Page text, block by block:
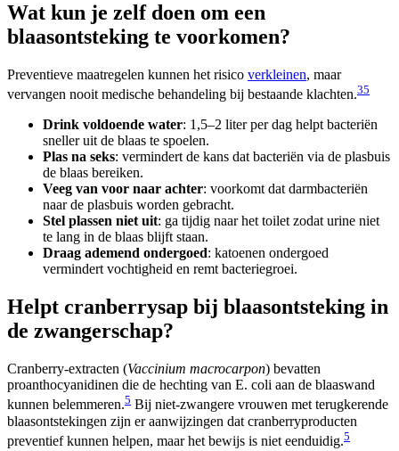
Wat kun je zelf doen om een
blaasontsteking te voorkomen?
Preventieve maatregelen kunnen het risico verkleinen, maar
vervangen nooit medische behandeling bij bestaande klachten.35
Drink voldoende water: 1,5–2 liter per dag helpt bacteriën
sneller uit de blaas te spoelen.
Plas na seks: vermindert de kans dat bacteriën via de plasbuis
de blaas bereiken.
Veeg van voor naar achter: voorkomt dat darmbacteriën
naar de plasbuis worden gebracht.
Stel plassen niet uit: ga tijdig naar het toilet zodat urine niet
te lang in de blaas blijft staan.
Draag ademend ondergoed: katoenen ondergoed
vermindert vochtigheid en remt bacteriegroei.
Helpt cranberrysap bij blaasontsteking in
de zwangerschap?
Cranberry-extracten (Vaccinium macrocarpon) bevatten
proanthocyanidinen die de hechting van E. coli aan de blaaswand
kunnen belemmeren.5 Bij niet-zwangere vrouwen met terugkerende
blaasontstekingen zijn er aanwijzingen dat cranberryproducten
preventief kunnen helpen, maar het bewijs is niet eenduidig.5